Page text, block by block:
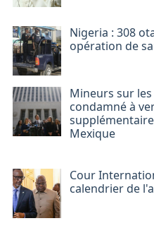
Nigeria : 308
opération de
Mineurs sur
condamné à
Mexique
Cour
calendrier de